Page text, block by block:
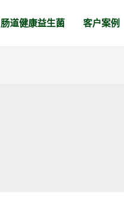
肠道健康益生菌 客户案例